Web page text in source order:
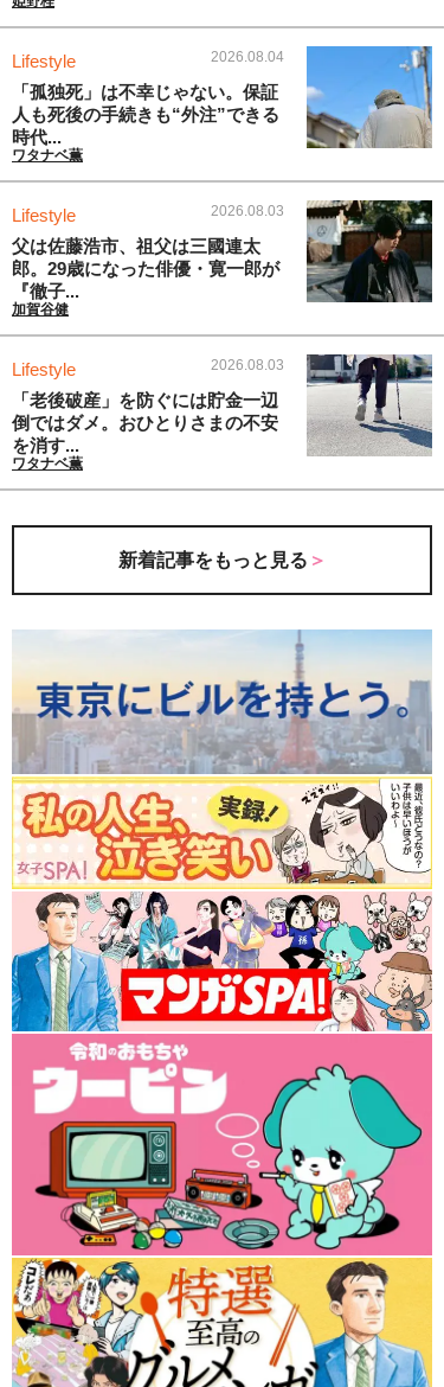
Lifestyle 2026.08.04
「孤独死」は不幸じゃない。保証
人も死後の手続きも“外注”できる
時代...
ワタナベ薫
Lifestyle 2026.08.03
父は佐藤浩市、祖父は三國連太
郎。29歳になった俳優・寛一郎が
『徹子...
加賀谷健
Lifestyle 2026.08.03
「老後破産」を防ぐには貯金一辺
倒ではダメ。おひとりさまの不安
を消す...
ワタナベ薫
新着記事をもっと見る